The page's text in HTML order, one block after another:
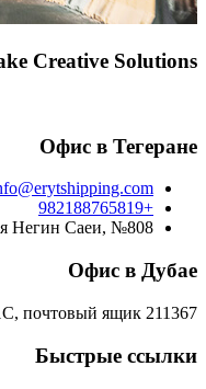
Creative Solutions
Офис в Тегеране
+982188765819
Негин Саеи, №808
Офис в Дубае
почтовый ящик 211367
Быстрые ссылки